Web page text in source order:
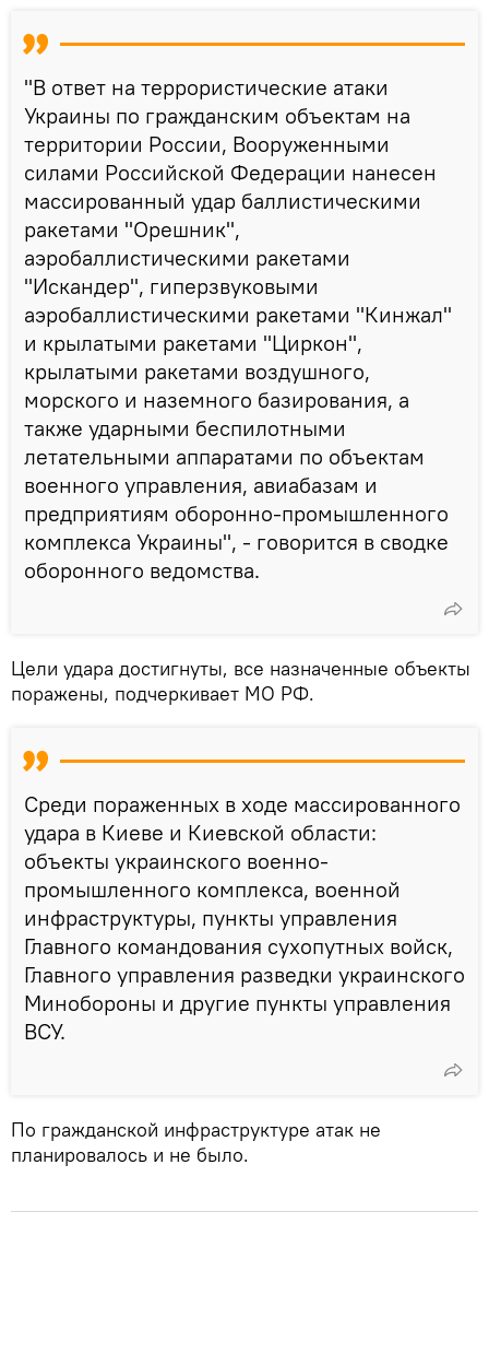
"В ответ на террористические атаки
Украины по гражданским объектам на
территории России, Вооруженными
силами Российской Федерации нанесен
массированный удар баллистическими
ракетами "Орешник",
аэробаллистическими ракетами
"Искандер", гиперзвуковыми
аэробаллистическими ракетами "Кинжал"
и крылатыми ракетами "Циркон",
крылатыми ракетами воздушного,
морского и наземного базирования, а
также ударными беспилотными
летательными аппаратами по объектам
военного управления, авиабазам и
предприятиям оборонно-промышленного
комплекса Украины", - говорится в сводке
оборонного ведомства.
Цели удара достигнуты, все назначенные объекты
поражены, подчеркивает МО РФ.
Среди пораженных в ходе массированного
удара в Киеве и Киевской области:
объекты украинского военно-
промышленного комплекса, военной
инфраструктуры, пункты управления
Главного командования сухопутных войск,
Главного управления разведки украинского
Минобороны и другие пункты управления
ВСУ.
По гражданской инфраструктуре атак не
планировалось и не было.